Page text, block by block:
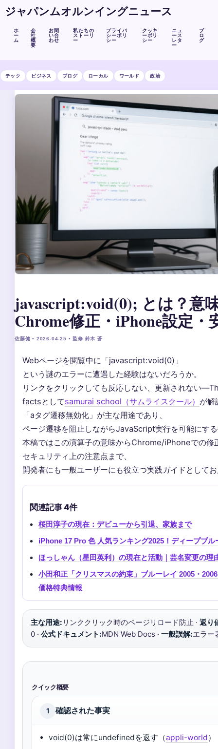
ジャパンムオルンイングニュース
ホ
ー
ム
会
社
概
要
お問
い合
わせ
私たちの
ストーリ
ー
プライバ
シーポリ
シー
クッキ
ーポリ
シー
ニュ
ース
レタ
ー
ブ
ロ
グ
テック ビジネス ブログ ローカル ワールド 政治
javascript:void(0); とは？意
Chrome修正・iPhone設定・
佐藤健 • 2026-04-25 • 監修 鈴木 蒼
Webページを閲覧中に「javascript:void(0)」
という謎のエラーに遭遇した経験はないだろうか。
リンクをクリックしても反応しない、更新されない
factsとしてsamurai school（サムライスクール） が解
「aタグ遷移無効化」が主な用途であり、
ページ遷移を阻止しながらJavaScript実行を可能にす
本稿ではこの演算子の意味からChrome/iPhoneでの修
セキュリティ上の注意点まで、
開発者にも一般ユーザーにも役立つ実践ガイドとして
関連記事 4件
桜田淳子の現在：デビューから引退、家族まで
iPhone 17 Pro 色 人気ランキング2025！ディープブル
ほっしゃん（星田英利）の現在と活動｜芸名変更の理
小田和正「クリスマスの約束」ブルーレイ 2005・
価格特典情報
主な用途: リンククリック時のページリロード防止 · 返り
0 · 公式ドキュメント:MDN Web Docs · 一般誤解:エラー
クイック概要
1 確認された事実
void(0)は常にundefinedを返す（appli-world）